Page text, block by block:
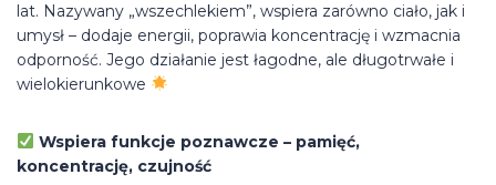
lat. Nazywany „wszechlekiem”, wspiera zarówno ciało, jak i
umysł – dodaje energii, poprawia koncentrację i wzmacnia
odporność. Jego działanie jest łagodne, ale długotrwałe i
wielokierunkowe
Wspiera funkcje poznawcze – pamięć,
koncentrację, czujność